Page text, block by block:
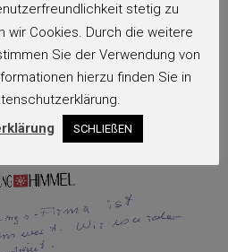
stetig zu
wir Cookies. Durch die weitere
Sie der Verwendung von
hierzu finden Sie in
SCHLIEßEN